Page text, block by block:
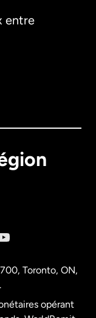
entre
Toronto, ON,
opérant